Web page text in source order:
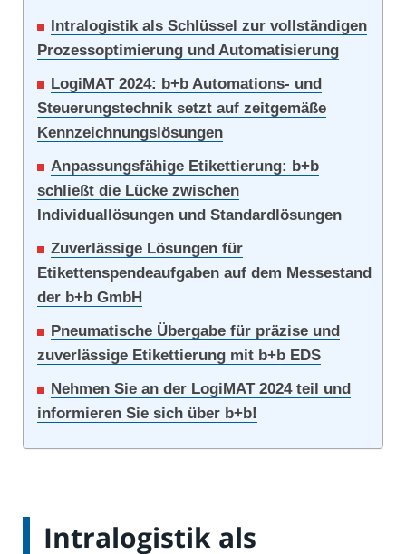
Intralogistik als Schlüssel zur vollständigen
Prozessoptimierung und Automatisierung
LogiMAT 2024: b+b Automations- und
Steuerungstechnik setzt auf zeitgemäße
Kennzeichnungslösungen
Anpassungsfähige Etikettierung: b+b
schließt die Lücke zwischen
Individuallösungen und Standardlösungen
Zuverlässige Lösungen für
Etikettenspendeaufgaben auf dem Messestand
der b+b GmbH
Pneumatische Übergabe für präzise und
zuverlässige Etikettierung mit b+b EDS
Nehmen Sie an der LogiMAT 2024 teil und
informieren Sie sich über b+b!
Intralogistik als